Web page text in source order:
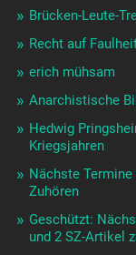
Brücken-Leute-
Recht auf
erich mühsam
Anarchistische
Hedwig
Kriegsjahren
Nächste
Zuhören
Geschützt:
und 2 SZ-Artikel